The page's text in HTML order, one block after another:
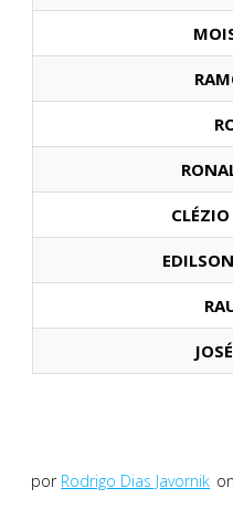
por Rodrigo Dias Javornik